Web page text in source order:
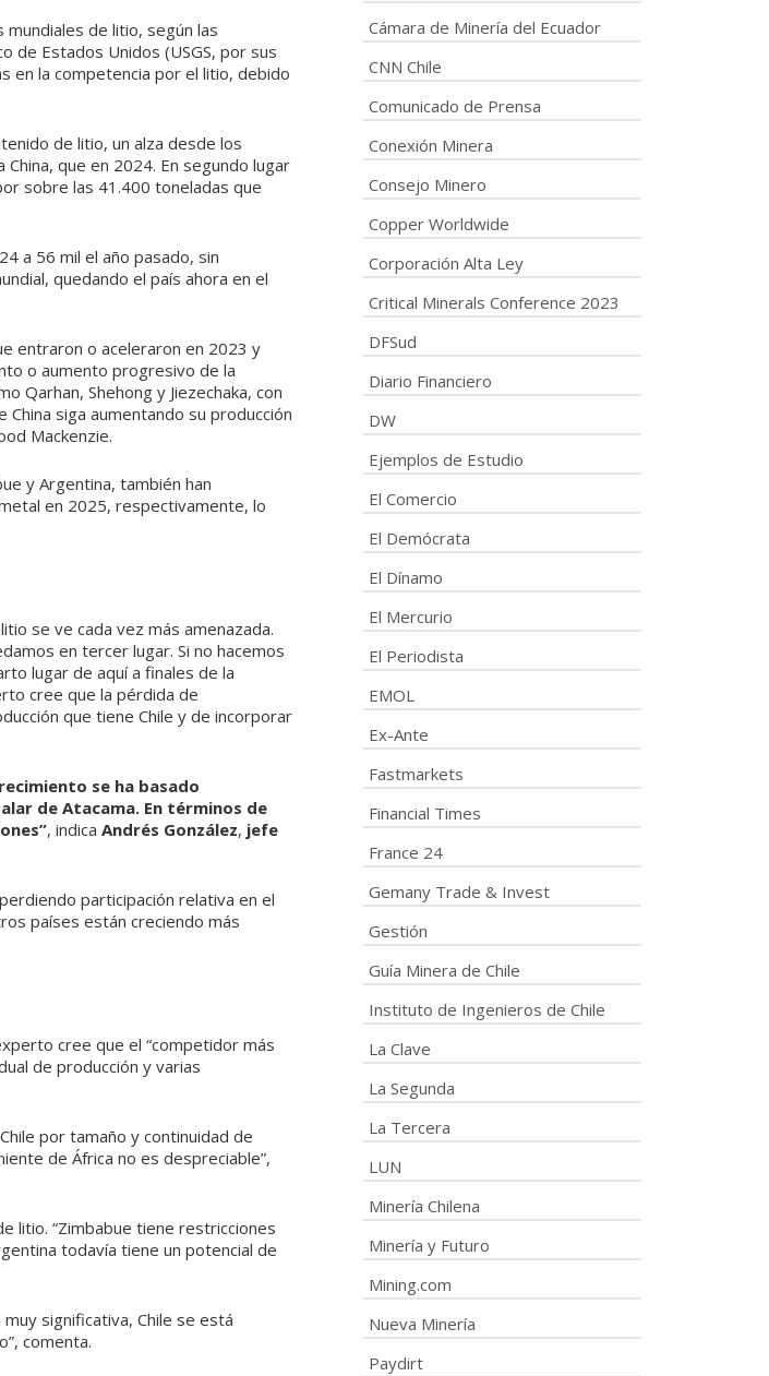
de litio, según las
de Estados Unidos (USGS, por sus
en la competencia por el litio, debido
de litio, un alza desde los
que en 2024. En segundo lugar
sobre las 41.400 toneladas que
a 56 mil el año pasado, sin
quedando el país ahora en el
entraron o aceleraron en 2023 y
o aumento progresivo de la
Qarhan, Shehong y Jiezechaka, con
siga aumentando su producción
Mackenzie.
y Argentina, también han
en 2025, respectivamente, lo
se ve cada vez más amenazada.
en tercer lugar. Si no hacemos
lugar de aquí a finales de la
cree que la pérdida de
que tiene Chile y de incorporar
se ha basado
de Atacama. En términos de
, indica Andrés González, jefe
participación relativa en el
países están creciendo más
cree que el “competidor más
de producción y varias
por tamaño y continuidad de
de África no es despreciable”,
litio. “Zimbabue tiene restricciones
todavía tiene un potencial de
significativa, Chile se está
comenta.
Cámara de Minería del Ecuador
CNN Chile
Comunicado de Prensa
Conexión Minera
Consejo Minero
Copper Worldwide
Corporación Alta Ley
Critical Minerals Conference 2023
DFSud
Diario Financiero
DW
Ejemplos de Estudio
El Comercio
El Demócrata
El Dínamo
El Mercurio
El Periodista
EMOL
Ex-Ante
Fastmarkets
Financial Times
France 24
Gemany Trade & Invest
Gestión
Guía Minera de Chile
Instituto de Ingenieros de Chile
La Clave
La Segunda
La Tercera
LUN
Minería Chilena
Minería y Futuro
Mining.com
Nueva Minería
Paydirt